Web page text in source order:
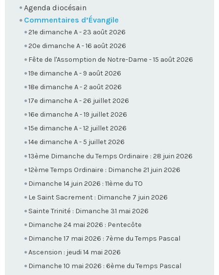
Agenda diocésain
Commentaires d’Évangile
21e dimanche A - 23 août 2026
20e dimanche A - 16 août 2026
Fête de l'Assomption de Notre-Dame - 15 août 2026
19e dimanche A - 9 août 2026
18e dimanche A - 2 août 2026
17e dimanche A - 26 juillet 2026
16e dimanche A - 19 juillet 2026
15e dimanche A - 12 juillet 2026
14e dimanche A - 5 juillet 2026
13ème Dimanche du Temps Ordinaire : 28 juin 2026
12ème Temps Ordinaire : Dimanche 21 juin 2026
Dimanche 14 juin 2026 : 11ème du TO
Le Saint Sacrement : Dimanche 7 juin 2026
Sainte Trinité : Dimanche 31 mai 2026
Dimanche 24 mai 2026 : Pentecôte
Dimanche 17 mai 2026 : 7ème du Temps Pascal
Ascension : jeudi 14 mai 2026
Dimanche 10 mai 2026 : 6ème du Temps Pascal